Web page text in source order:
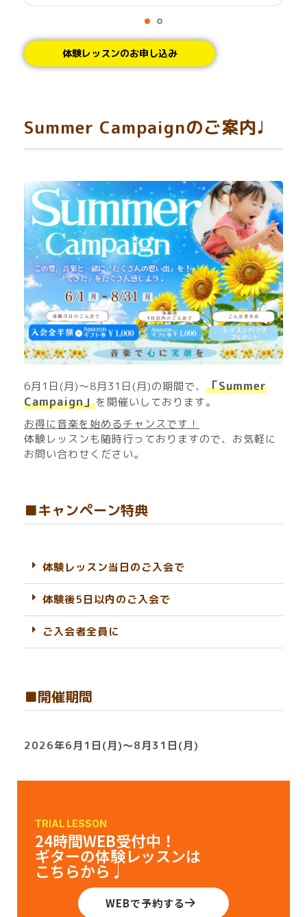
体験レッスンのお申し込み
Summer Campaignのご案内♩
6月1日(月)～8月31日(月)の期間で、 「Summer
Campaign」を開催いしております。
お得に音楽を始めるチャンスです！
体験レッスンも随時行っておりますので、お気軽に
お問い合わせください。
■キャンペーン特典
体験レッスン当日のご入会で
体験後5日以内のご入会で
ご入会者全員に
■開催期間
2026年6月1日(月)～8月31日(月)
TRIAL LESSON
24時間WEB受付中！
ギターの体験レッスンは
こちらから♩
WEBで予約する